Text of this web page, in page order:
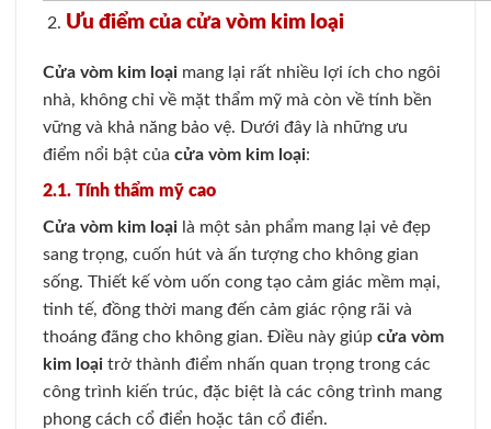
Ưu điểm của cửa vòm kim loại
Cửa vòm kim loại mang lại rất nhiều lợi ích cho ngôi
nhà, không chỉ về mặt thẩm mỹ mà còn về tính bền
vững và khả năng bảo vệ. Dưới đây là những ưu
điểm nổi bật của cửa vòm kim loại:
2.1. Tính thẩm mỹ cao
Cửa vòm kim loại là một sản phẩm mang lại vẻ đẹp
sang trọng, cuốn hút và ấn tượng cho không gian
sống. Thiết kế vòm uốn cong tạo cảm giác mềm mại,
tinh tế, đồng thời mang đến cảm giác rộng rãi và
thoáng đãng cho không gian. Điều này giúp cửa vòm
kim loại trở thành điểm nhấn quan trọng trong các
công trình kiến trúc, đặc biệt là các công trình mang
phong cách cổ điển hoặc tân cổ điển.